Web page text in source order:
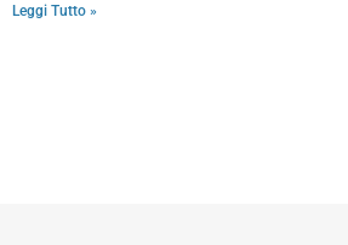
Leggi Tutto »